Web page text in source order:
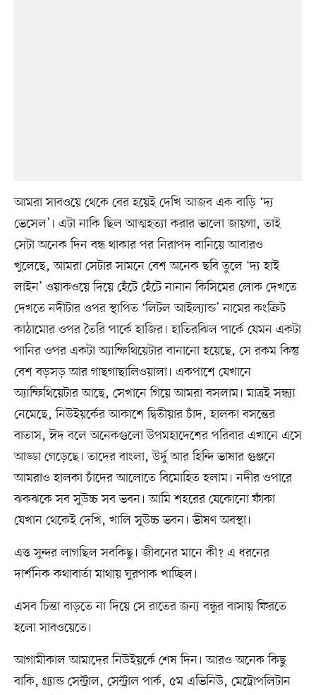
আমরা সাবওয়ে থেকে বের হয়েই দেখি আজব এক বাড়ি ‘দ্য
ভেসেল’। এটা নাকি ছিল আত্মহত্যা করার ভালো জায়গা, তাই
সেটা অনেক দিন বন্ধ থাকার পর নিরাপদ বানিয়ে আবারও
খুলেছে, আমরা সেটার সামনে বেশ অনেক ছবি তুলে ‘দ্য হাই
লাইন’ ওয়াকওয়ে দিয়ে হেঁটে হেঁটে নানান কিসিমের লোক দেখতে
দেখতে নদীটার ওপর স্থাপিত ‘লিটল আইল্যান্ড’ নামের কংক্রিট
কাঠামোর ওপর তৈরি পার্কে হাজির। হাতিরঝিল পার্কে যেমন একটা
পানির ওপর একটা অ্যাম্ফিথিয়েটার বানানো হয়েছে, সে রকম কিন্তু
বেশ বড়সড় আর গাছগাছালিওয়ালা। একপাশে যেখানে
অ্যাম্ফিথিয়েটার আছে, সেখানে গিয়ে আমরা বসলাম। মাত্রই সন্ধ্যা
নেমেছে, নিউইয়র্কের আকাশে দ্বিতীয়ার চাঁদ, হালকা বসন্তের
বাতাস, ঈদ বলে অনেকগুলো উপমহাদেশের পরিবার এখানে এসে
আড্ডা গেড়েছে। তাদের বাংলা, উর্দু আর হিন্দি ভাষার গুঞ্জনে
আমরাও হালকা চাঁদের আলোতে বিমোহিত হলাম। নদীর ওপারে
ঝকঝকে সব সুউচ্চ সব ভবন। আমি শহরের যেকোনো ফাঁকা
যেখান থেকেই দেখি, খালি সুউচ্চ ভবন। ভীষণ অবস্থা।
এত্ত সুন্দর লাগছিল সবকিছু। জীবনের মানে কী? এ ধরনের
দার্শনিক কথাবার্তা মাথায় ঘুরপাক খাচ্ছিল।
এসব চিন্তা বাড়তে না দিয়ে সে রাতের জন্য বন্ধুর বাসায় ফিরতে
হলো সাবওয়েতে।
আগামীকাল আমাদের নিউইয়র্কে শেষ দিন। আরও অনেক কিছু
বাকি, গ্র্যান্ড সেন্ট্রাল, সেন্ট্রাল পার্ক, ৫ম এভিনিউ, মেট্রোপলিটান